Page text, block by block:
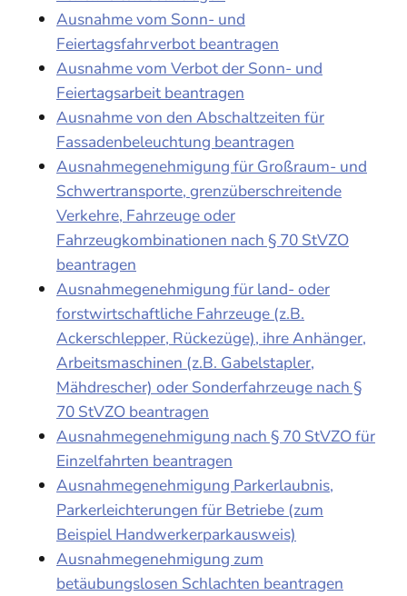
Ausnahme vom Sonn- und
Feiertagsfahrverbot beantragen
Ausnahme vom Verbot der Sonn- und
Feiertagsarbeit beantragen
Ausnahme von den Abschaltzeiten für
Fassadenbeleuchtung beantragen
Ausnahmegenehmigung für Großraum- und
Schwertransporte, grenzüberschreitende
Verkehre, Fahrzeuge oder
Fahrzeugkombinationen nach § 70 StVZO
beantragen
Ausnahmegenehmigung für land- oder
forstwirtschaftliche Fahrzeuge (z.B.
Ackerschlepper, Rückezüge), ihre Anhänger,
Arbeitsmaschinen (z.B. Gabelstapler,
Mähdrescher) oder Sonderfahrzeuge nach §
70 StVZO beantragen
Ausnahmegenehmigung nach § 70 StVZO für
Einzelfahrten beantragen
Ausnahmegenehmigung Parkerlaubnis,
Parkerleichterungen für Betriebe (zum
Beispiel Handwerkerparkausweis)
Ausnahmegenehmigung zum
betäubungslosen Schlachten beantragen